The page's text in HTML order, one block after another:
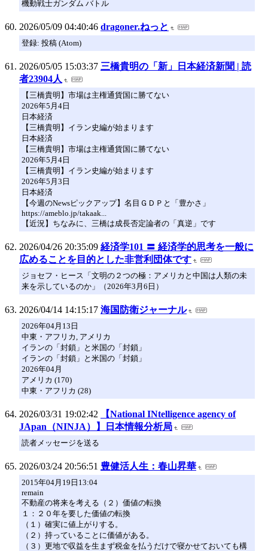
機動戦士ガンダム バトル
2026/05/09 04:40:46 dragoner.ねっと
登録: 投稿 (Atom)
2026/05/05 15:03:37 三橋貴明の「新」日本経済新聞 | 読
者23904人
【三橋貴明】市場は主権通貨国に勝てない
2026年5月4日
日本経済
【三橋貴明】イラン史編が始まります
日本経済
【三橋貴明】市場は主権通貨国に勝てない
2026年5月4日
【三橋貴明】イラン史編が始まります
2026年5月3日
日本経済
【今週のNewsピックアップ】名目ＧＤＰと「豊かさ」
https://ameblo.jp/takaak...
【近況】ちなみに、三橋は成長否定論者の「真逆」です
2026/04/26 20:35:09 経済学101 〓 経済学的思考を一般に
広めることを目的とした非営利団体です
ジョセフ・ヒース「文明の２つの極：アメリカと中国は人類の未
来を示しているのか」（2026年3月6日）
2026/04/14 14:15:17 海国防衛ジャーナル
2026年04月13日
中東・アフリカ, アメリカ
イランの「封鎖」と米国の「封鎖」
イランの「封鎖」と米国の「封鎖」
2026年04月
アメリカ (170)
中東・アフリカ (28)
2026/03/31 19:02:42
【National INtelligence agency of
JApan（NINJA）】日本情報分析局
読者メッセージを送る
2026/03/24 20:56:51 豊健活人生：春山昇華
2015年04月19日13:04
remain
不動産の将来を考える（２）価値の転換
１：２０年を要した価値の転換
（１）確実に値上がりする。
（２）持っていることに価値がある。
（３）更地で収益を生まず税金を払うだけで寝かせておいても構